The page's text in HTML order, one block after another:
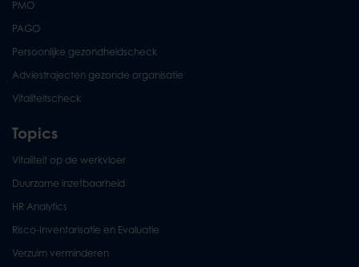
PMO
PAGO
Persoonlijke gezondheidscheck
Adviestrajecten gezonde organisatie
Vitaliteitscheck
Topics
Vitaliteit op de werkvloer
Duurzame inzetbaarheid
HR Analytics
Risco-Inventarisatie en Evaluatie
Verzuim verminderen